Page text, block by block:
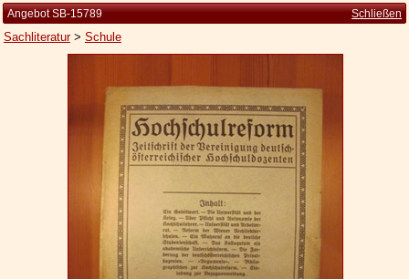
Kleine Kulturgeschichte
Die Brockhaus Auflagen
Angebot SB-15789 Schließen
Sachliteratur> Schule